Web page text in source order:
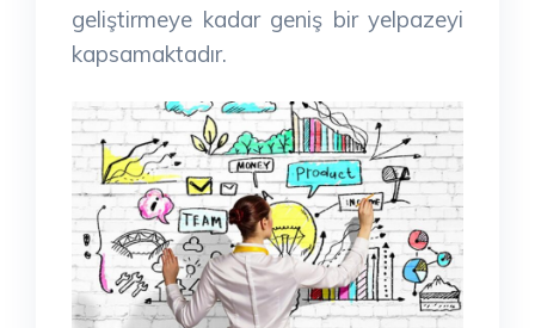
geliştirmeye kadar geniş bir yelpazeyi
kapsamaktadır.